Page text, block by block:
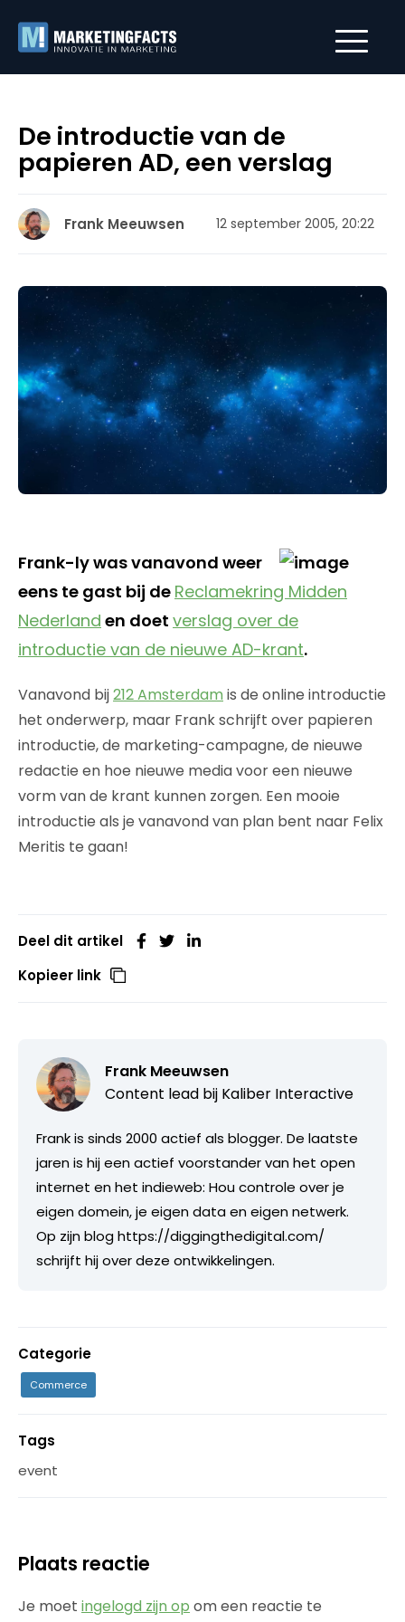
De introductie van de
papieren AD, een verslag
Frank Meeuwsen 12 september 2005, 20:22
Frank-ly was vanavond weer
eens te gast bij de Reclamekring Midden
Nederland en doet verslag over de
introductie van de nieuwe AD-krant.
Vanavond bij212 Amsterdam is de online introductie
het onderwerp, maar Frank schrijft over papieren
introductie, de marketing-campagne, de nieuwe
redactie en hoe nieuwe media voor een nieuwe
vorm van de krant kunnen zorgen. Een mooie
introductie als je vanavond van plan bent naar Felix
Meritis te gaan!
Deel dit artikel
Kopieer link
Frank Meeuwsen
Content lead bij Kaliber Interactive
Frank is sinds 2000 actief als blogger. De laatste
jaren is hij een actief voorstander van het open
internet en het indieweb: Hou controle over je
eigen domein, je eigen data en eigen netwerk.
Op zijn blog https://diggingthedigital.com/
schrijft hij over deze ontwikkelingen.
Categorie
Commerce
Tags
event
Plaats reactie
Je moet ingelogd zijn op om een reactie te